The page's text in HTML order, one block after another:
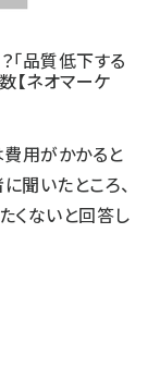
品質低下する
【ネオマーケ
用がかかると
聞いたところ、
くないと回答し